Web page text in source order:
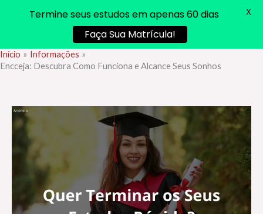
Ir
para
Início
Informações
Encceja: Descubra Como Funciona e Alcance Seus Sonhos
Termine seus estudos em apenas 60 dias
Faça Sua Matrícula!
X